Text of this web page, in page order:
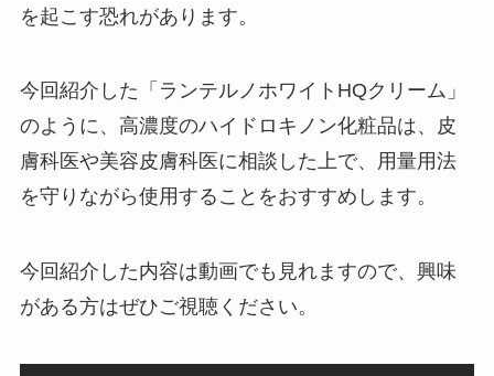
を起こす恐れがあります。
今回紹介した「ランテルノホワイトHQクリーム」
のように、高濃度のハイドロキノン化粧品は、皮
膚科医や美容皮膚科医に相談した上で、用量用法
を守りながら使用することをおすすめします。
今回紹介した内容は動画でも見れますので、興味
がある方はぜひご視聴ください。